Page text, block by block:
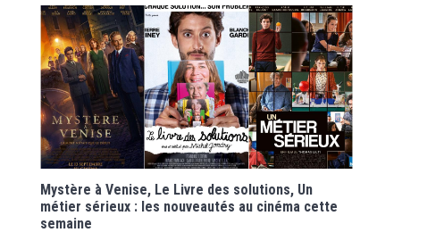
Mystère à Venise, Le Livre des solutions, Un
métier sérieux : les nouveautés au cinéma cette
semaine